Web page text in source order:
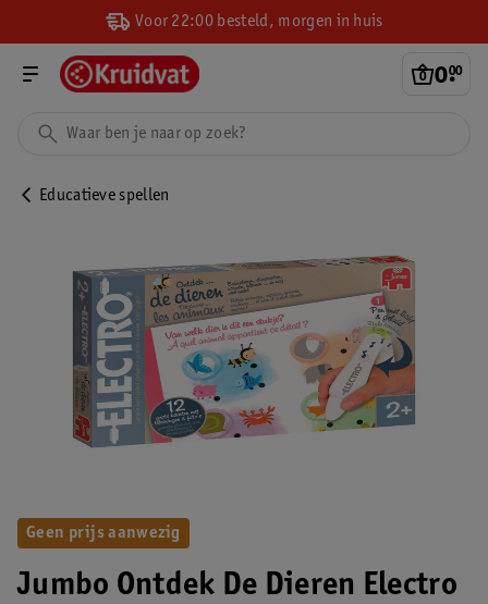
Voor 22:00 besteld, morgen in huis
0.
00
Educatieve spellen
Jumbo Ontdek De Dieren Electro
Geen prijs aanwezig